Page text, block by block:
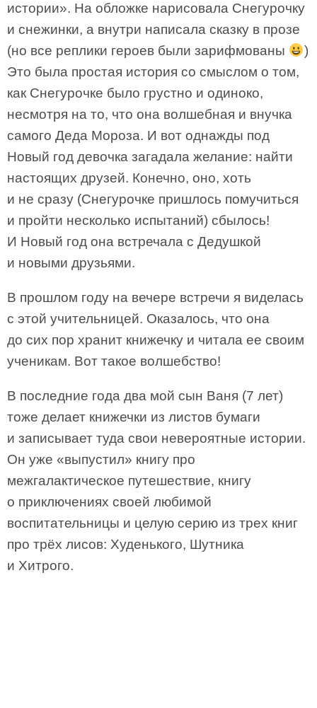
истории». На обложке нарисовала Снегурочку
и снежинки, а внутри написала сказку в прозе
(но все реплики героев были зарифмованы
)
Это была простая история со смыслом о том,
как Снегурочке было грустно и одиноко,
несмотря на то, что она волшебная и внучка
самого Деда Мороза. И вот однажды под
Новый год девочка загадала желание: найти
настоящих друзей. Конечно, оно, хоть
и не сразу (Снегурочке пришлось помучиться
и пройти несколько испытаний) сбылось!
И Новый год она встречала с Дедушкой
и новыми друзьями.
В прошлом году на вечере встречи я виделась
с этой учительницей. Оказалось, что она
до сих пор хранит книжечку и читала ее своим
ученикам. Вот такое волшебство!
В последние года два мой сын Ваня (7 лет)
тоже делает книжечки из листов бумаги
и записывает туда свои невероятные истории.
Он уже «выпустил» книгу про
межгалактическое путешествие, книгу
о приключениях своей любимой
воспитательницы и целую серию из трех книг
про трёх лисов: Худенького, Шутника
и Хитрого.